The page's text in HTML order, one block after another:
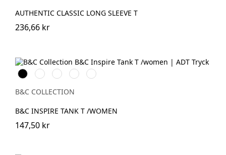
AUTHENTIC CLASSIC LONG SLEEVE T
236,66 kr
BlackWhiteCobalt
Blue
Sport
Grey
Fire
Red
B&C COLLECTION
B&C INSPIRE TANK T /WOMEN
147,50 kr